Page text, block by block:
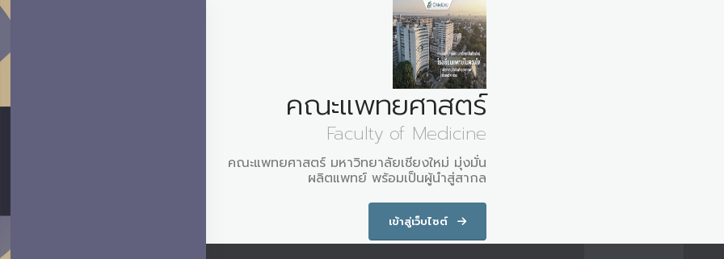
คณะแพทยศาสตร์
Faculty of Medicine
คณะแพทยศาสตร์ มหาวิทยาลัยเชียงใหม่ มุ่งมั่น
ผลิตแพทย์ พร้อมเป็นผู้นำสู่สากล
เข้าสู่เว็บไซต์